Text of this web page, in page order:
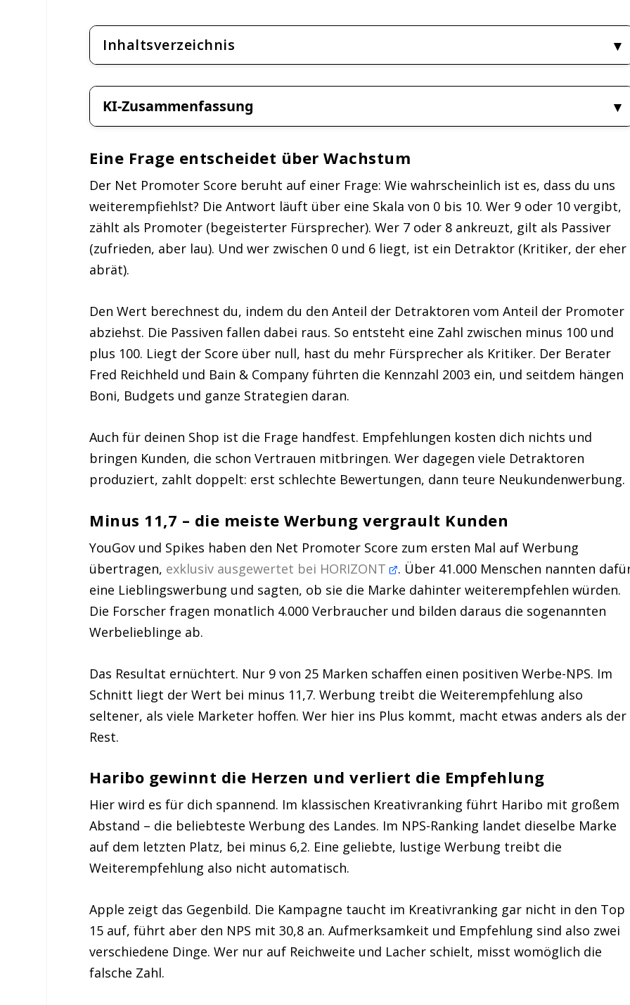
Inhaltsverzeichnis
KI-Zusammenfassung
Eine Frage entscheidet über Wachstum
Der Net Promoter Score beruht auf einer Frage: Wie wahrscheinlich ist es, dass du uns
weiterempfiehlst? Die Antwort läuft über eine Skala von 0 bis 10. Wer 9 oder 10 vergibt,
zählt als Promoter (begeisterter Fürsprecher). Wer 7 oder 8 ankreuzt, gilt als Passiver
(zufrieden, aber lau). Und wer zwischen 0 und 6 liegt, ist ein Detraktor (Kritiker, der eher
abrät).
Den Wert berechnest du, indem du den Anteil der Detraktoren vom Anteil der Promoter
abziehst. Die Passiven fallen dabei raus. So entsteht eine Zahl zwischen minus 100 und
plus 100. Liegt der Score über null, hast du mehr Fürsprecher als Kritiker. Der Berater
Fred Reichheld und Bain & Company führten die Kennzahl 2003 ein, und seitdem hängen
Boni, Budgets und ganze Strategien daran.
Auch für deinen Shop ist die Frage handfest. Empfehlungen kosten dich nichts und
bringen Kunden, die schon Vertrauen mitbringen. Wer dagegen viele Detraktoren
produziert, zahlt doppelt: erst schlechte Bewertungen, dann teure Neukundenwerbung.
Minus 11,7 – die meiste Werbung vergrault Kunden
YouGov und Spikes haben den Net Promoter Score zum ersten Mal auf Werbung
übertragen, exklusiv ausgewertet bei HORIZONT . Über 41.000 Menschen nannten
eine Lieblingswerbung und sagten, ob sie die Marke dahinter weiterempfehlen würden.
Die Forscher fragen monatlich 4.000 Verbraucher und bilden daraus die sogenannten
Werbelieblinge ab.
Das Resultat ernüchtert. Nur 9 von 25 Marken schaffen einen positiven Werbe-NPS. Im
Schnitt liegt der Wert bei minus 11,7. Werbung treibt die Weiterempfehlung also
seltener, als viele Marketer hoffen. Wer hier ins Plus kommt, macht etwas anders als der
Rest.
Haribo gewinnt die Herzen und verliert die Empfehlung
Hier wird es für dich spannend. Im klassischen Kreativranking führt Haribo mit großem
Abstand – die beliebteste Werbung des Landes. Im NPS-Ranking landet dieselbe Marke
auf dem letzten Platz, bei minus 6,2. Eine geliebte, lustige Werbung treibt die
Weiterempfehlung also nicht automatisch.
Apple zeigt das Gegenbild. Die Kampagne taucht im Kreativranking gar nicht in den Top
15 auf, führt aber den NPS mit 30,8 an. Aufmerksamkeit und Empfehlung sind also zwei
verschiedene Dinge. Wer nur auf Reichweite und Lacher schielt, misst womöglich die
falsche Zahl.